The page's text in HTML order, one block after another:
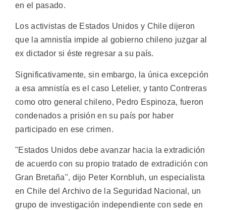
en el pasado.
Los activistas de Estados Unidos y Chile dijeron
que la amnistía impide al gobierno chileno juzgar al
ex dictador si éste regresar a su país.
Significativamente, sin embargo, la única excepción
a esa amnistía es el caso Letelier, y tanto Contreras
como otro general chileno, Pedro Espinoza, fueron
condenados a prisión en su país por haber
participado en ese crimen.
"Estados Unidos debe avanzar hacia la extradición
de acuerdo con su propio tratado de extradición con
Gran Bretaña", dijo Peter Kornbluh, un especialista
en Chile del Archivo de la Seguridad Nacional, un
grupo de investigación independiente con sede en